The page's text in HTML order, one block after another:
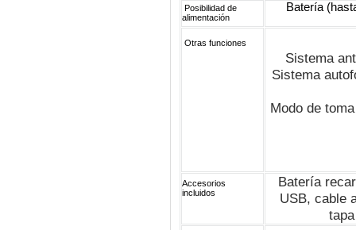
Posibilidad de
alimentación
Batería (hasta
Otras funciones
Sistema
Sistema
Modo de
Accesorios
incluidos
Batería
USB, cable